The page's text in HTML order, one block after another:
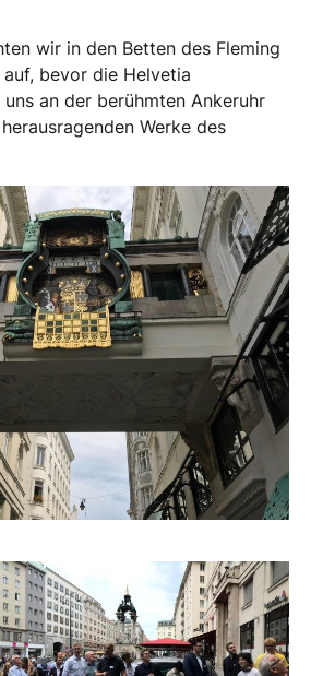
wir in den Betten des Fleming
bevor die Helvetia
uns an der berühmten Ankeruhr
Werke des